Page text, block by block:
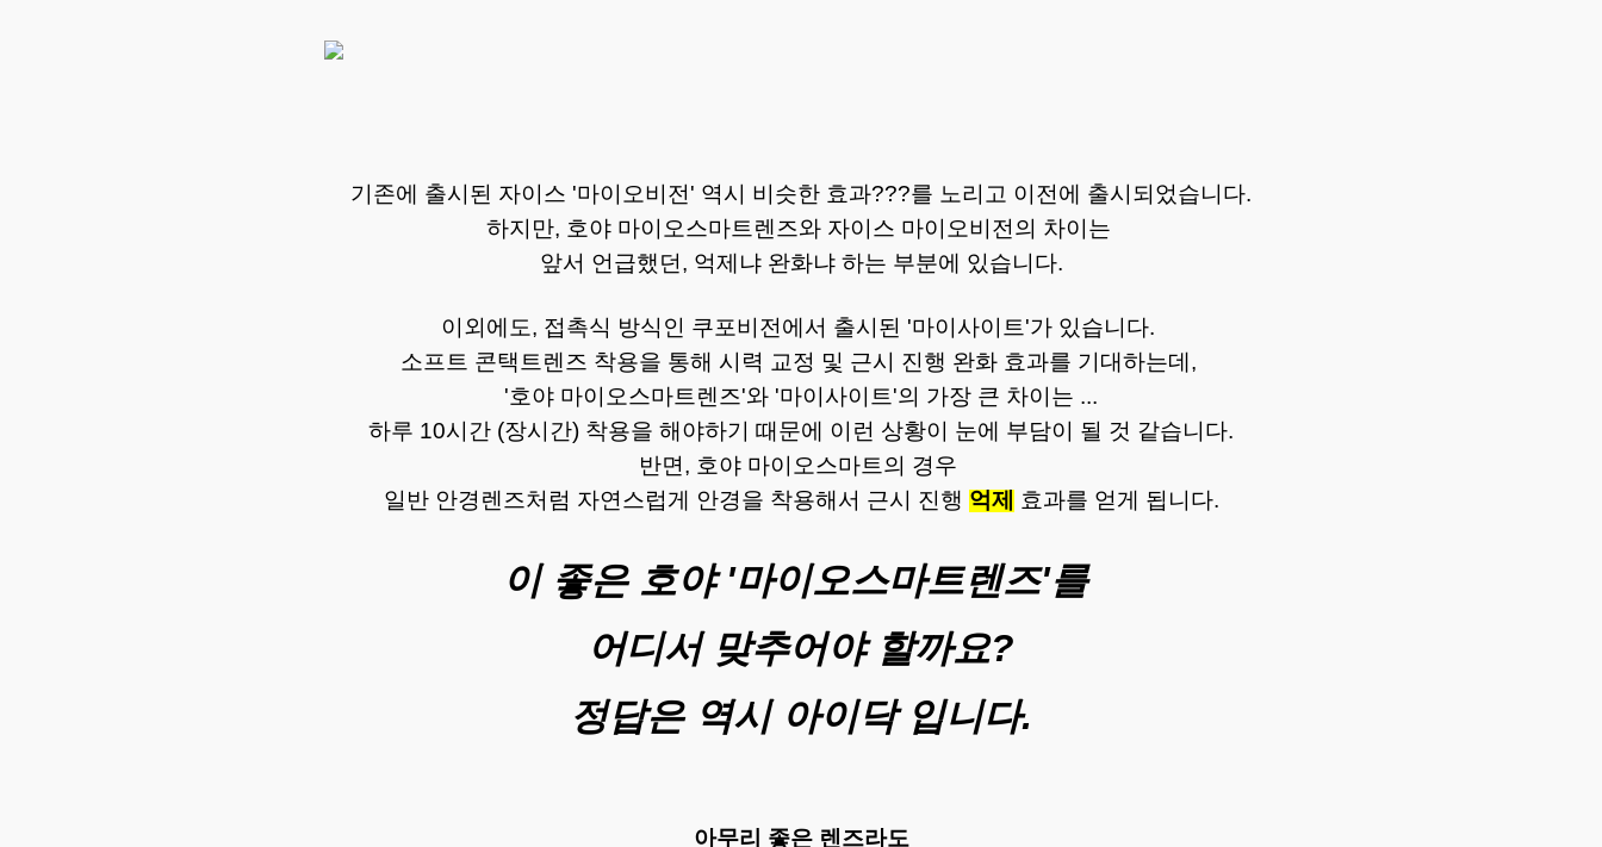
기존에 출시된 자이스 '마이오비전' 역시 비슷한 효과???를 노리고 이전에 출시되었습니다.
하지만, 호야 마이오스마트렌즈와 자이스 마이오비전의 차이는
앞서 언급했던, 억제냐 완화냐 하는 부분에 있습니다.
이외에도, 접촉식 방식인 쿠포비전에서 출시된 '마이사이트'가 있습니다.
소프트 콘택트렌즈 착용을 통해 시력 교정 및 근시 진행 완화 효과를 기대하는데,
'호야 마이오스마트렌즈'와 '마이사이트'의 가장 큰 차이는 ...
하루 10시간 (장시간) 착용을 해야하기 때문에 이런 상황이 눈에 부담이 될 것 같습니다.
반면, 호야 마이오스마트의 경우
일반 안경렌즈처럼 자연스럽게 안경을 착용해서 근시 진행 억제 효과를 얻게 됩니다.
이 좋은 호야 '마이오스마트렌즈'를
어디서 맞추어야 할까요?
정답은 역시 아이닥 입니다.
아무리 좋은 렌즈라도